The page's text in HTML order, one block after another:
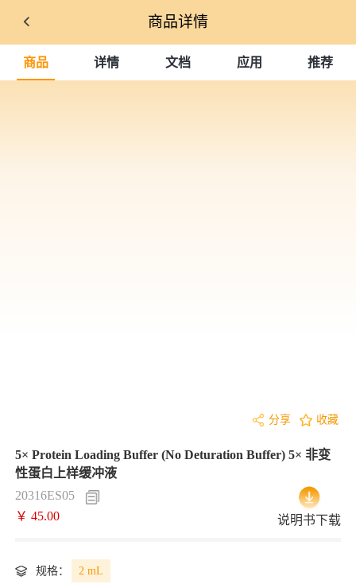
商品详情
商品 详情 文档 应用 推荐
分享 收藏
5× Protein Loading Buffer (No Deturation Buffer) 5× 非变
性蛋白上样缓冲液
20316ES05
￥ 45.00
说明书下载
规格： 2 mL